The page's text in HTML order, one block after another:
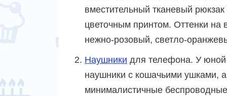
вместительный тканевый рюкзак
цветочным принтом. Оттенки
нежно-розовый, светло-
Наушники для телефона. У юной
наушники с кошачьими ушками,
минималистичные